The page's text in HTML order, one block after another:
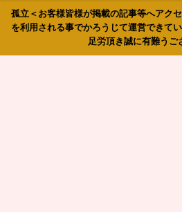
孤立＜お客様皆様が掲載の記事等へアク
を利用される事でかろうじて運営できて
足労頂き誠に有難うご